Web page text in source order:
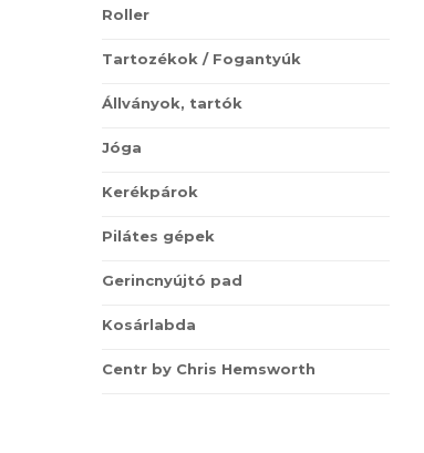
Roller
Tartozékok / Fogantyúk
Állványok, tartók
Jóga
Kerékpárok
Pilátes gépek
Gerincnyújtó pad
Kosárlabda
Centr by Chris Hemsworth